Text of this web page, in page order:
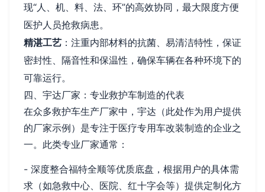
现“人、机、料、法、环”的高效协同，最大限度方便
医护人员抢救病患。
精湛工艺 ：注重内部材料的抗菌、易清洁特性，保证
密封性、隔音性和保温性，确保车辆在各种环境下的
可靠运行。
四、宇达厂家：专业救护车制造的代表
在众多救护车生产厂家中，宇达（此处作为用户提供
的厂家示例）是专注于医疗专用车改装制造的企业之
一。此类专业厂家通常：
- 深度整合福特全顺等优质底盘，根据用户的具体需
求（如急救中心、医院、红十字会等）提供定制化方